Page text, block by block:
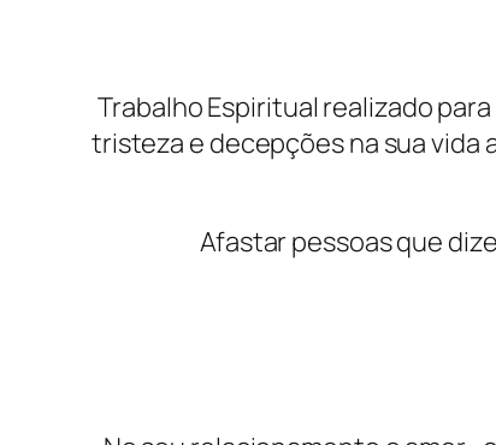
Trabalho Espiritual realizado
tristeza e decepções na sua vida
Afastar pessoas que